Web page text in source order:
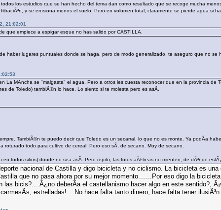
los estudios que se han hecho del tema dan como resultado que se recoge mucha
y se erosiona menos el suelo. Pero en volumen total, claramente se pierde agua si
21:02:01
que empiece a espigar esque no has salido por CASTILLA.
haber lugares puntuales donde se haga, pero de modo generalizado, te aseguro que no
La MAncha se "malgasta" el agua. Pero a otros les cuesta reconocer que en la provincia de
de Toledo) tambiÃ©n lo hace. Lo siento si te molesta pero es asÃ­.
TambiÃ©n te puedo decir que Toledo es un secarral, lo que no es monte. Ya podÃ­a
roturado todo para cultivo de cereal. Pero eso sÃ­, de secano. Muy de secano.
todos sitios) donde no sea asÃ­. Pero repito, las fotos aÃ©reas no mienten, de dÃ³nde
nacional de Castilla y digo bicicleta y no ciclismo. La bicicleta es
que no pasa ahora por su mejor momento.......Por eso digo la
las bicis?....Â¿no deberÃ­a el castellanismo hacer algo en este sentido?,
estrelladas!....No hace falta tanto dinero, hace falta tener